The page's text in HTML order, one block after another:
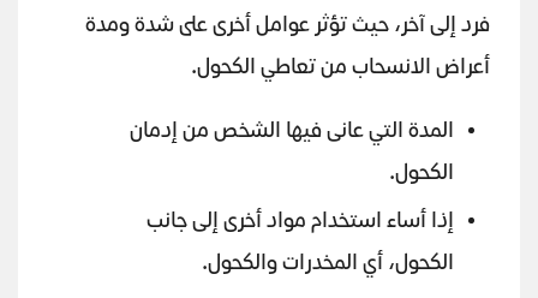
فرد إلى آخر، حيث تؤثر عوامل أخرى على شدة ومدة
أعراض الانسحاب من تعاطي الكحول.
المدة التي عانى فيها الشخص من إدمان
الكحول.
إذا أساء استخدام مواد أخرى إلى جانب
الكحول، أي المخدرات والكحول.